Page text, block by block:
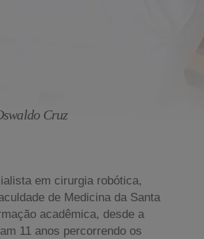
Cruz
em cirurgia robótica,
de Medicina da Santa
acadêmica, desde a
11 anos percorrendo os